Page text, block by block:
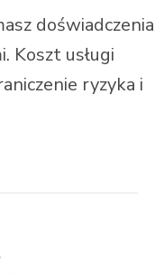
doświadczenia
Koszt usługi
ryzyka i